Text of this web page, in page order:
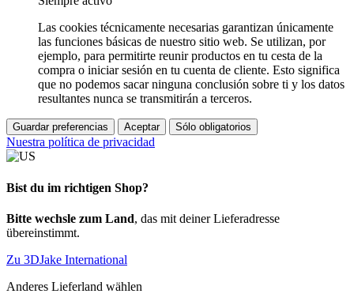
Las cookies técnicamente necesarias garantizan únicamente
las funciones básicas de nuestro sitio web. Se utilizan, por
ejemplo, para permitirte reunir productos en tu cesta de la
compra o iniciar sesión en tu cuenta de cliente. Esto significa
que no podemos sacar ninguna conclusión sobre ti y los datos
resultantes nunca se transmitirán a terceros.
Guardar preferencias Aceptar Sólo obligatorios
Nuestra política de privacidad
Bist du im richtigen Shop?
Bitte wechsle zum Land, das mit deiner Lieferadresse
übereinstimmt.
Zu 3DJake International
Anderes Lieferland wählen